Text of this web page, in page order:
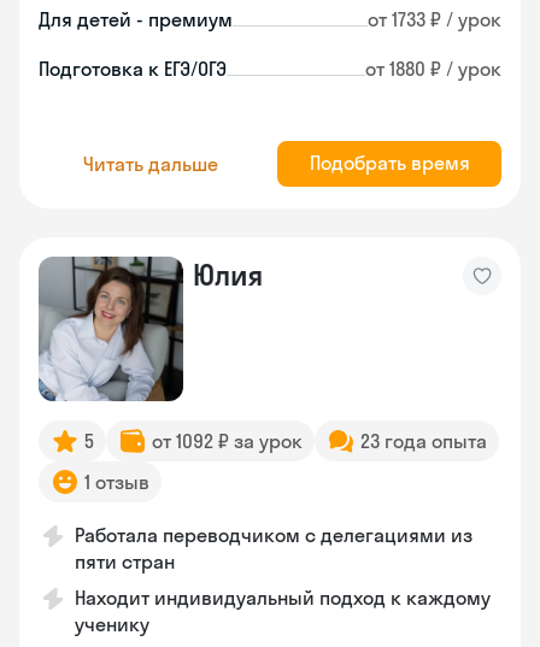
Для детей - премиум от 1733 ₽ / урок
Подготовка к ЕГЭ/ОГЭ от 1880 ₽ / урок
Читать дальше Подобрать время
Юлия
5 от 1092 ₽ за урок
23 года опыта
1 отзыв
Работала переводчиком с делегациями из
пяти стран
Находит индивидуальный подход к каждому
ученику